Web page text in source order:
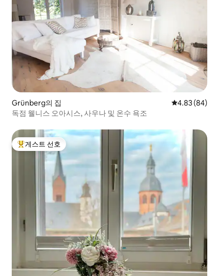
Grünberg의 집 평점 4.83점(5
4.83 (84)
독점 웰니스 오아시스, 사우나 및 온수 욕조
상위 게스트 선호
게스트 선호